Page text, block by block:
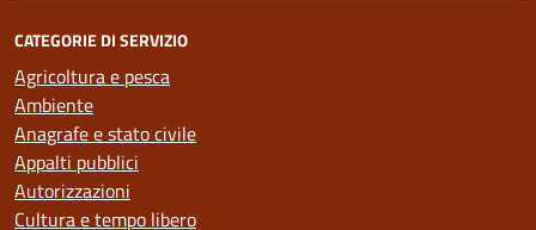
CATEGORIE DI SERVIZIO
Agricoltura e pesca
Ambiente
Anagrafe e stato civile
Appalti pubblici
Autorizzazioni
Cultura e tempo libero